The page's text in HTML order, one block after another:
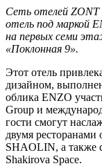
Сеть отелей ZONT
отель под маркой
на первых семи
«Поклонная 9».
Этот отель
дизайном,
облика ENZO
Group и
гости смогут
двумя
SHAOLIN, а также
Shakirova Space.